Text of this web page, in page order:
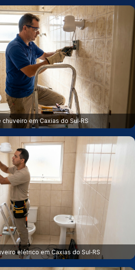
em Caxias do Sul‑RS
elétrico em Caxias do Sul‑RS